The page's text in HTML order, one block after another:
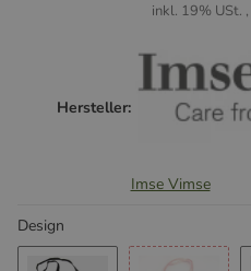
inkl. 19% USt. ,
Hersteller:
Imse Vimse
Design